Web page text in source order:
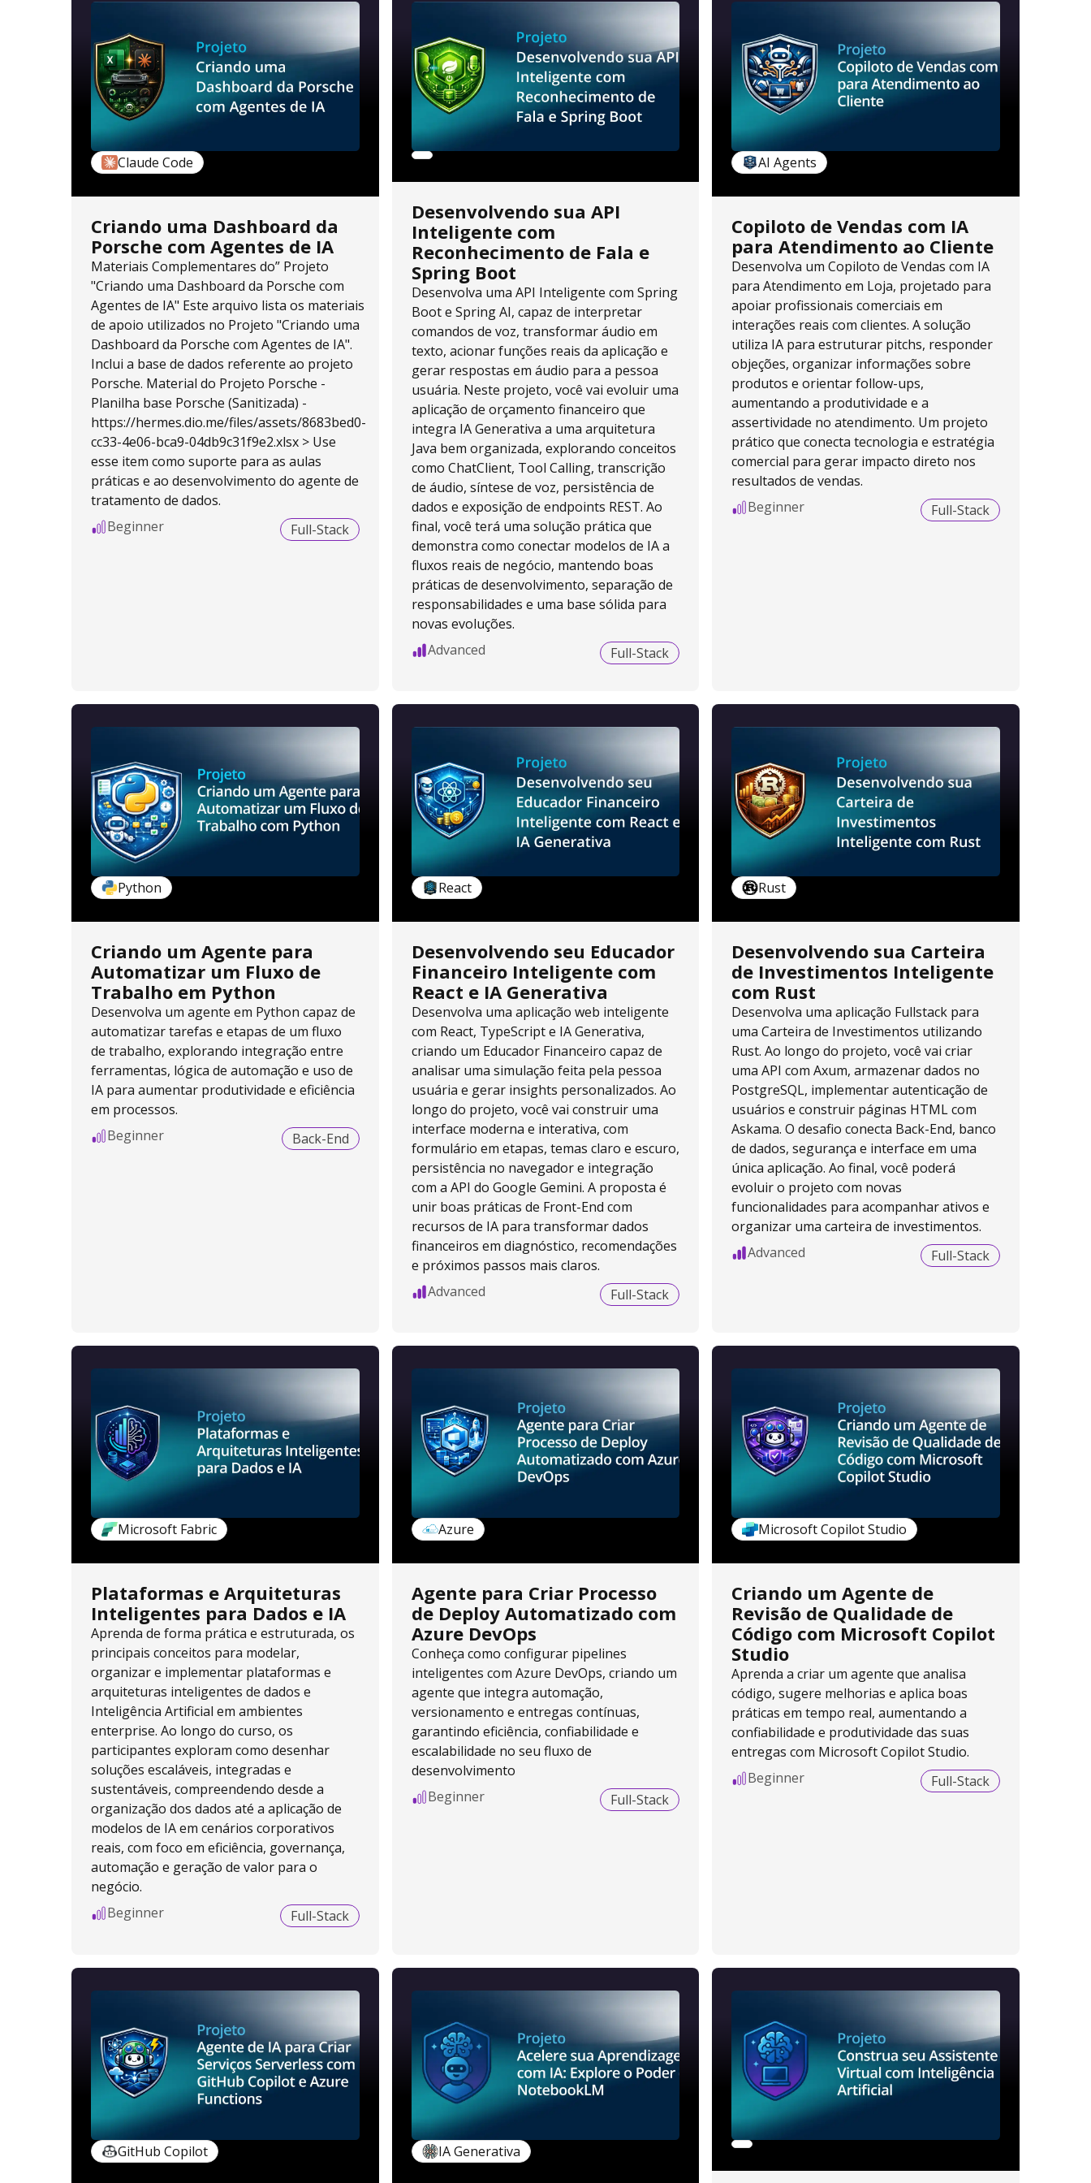
Claude Code
Criando uma Dashboard da
Porsche com Agentes de IA
Materiais Complementares do” Projeto
"Criando uma Dashboard da Porsche com
Agentes de IA" Este arquivo lista os materiais
de apoio utilizados no Projeto "Criando uma
Dashboard da Porsche com Agentes de IA".
Inclui a base de dados referente ao projeto
Porsche. Material do Projeto Porsche -
Planilha base Porsche (Sanitizada) -
https://hermes.dio.me/files/assets/8683bed0-
cc33-4e06-bca9-04db9c31f9e2.xlsx > Use
esse item como suporte para as aulas
práticas e ao desenvolvimento do agente de
tratamento de dados.
Beginner
Full-Stack
Desenvolvendo sua API
Inteligente com
Reconhecimento de Fala e
Spring Boot
Desenvolva uma API Inteligente com Spring
Boot e Spring AI, capaz de interpretar
comandos de voz, transformar áudio em
texto, acionar funções reais da aplicação e
gerar respostas em áudio para a pessoa
usuária. Neste projeto, você vai evoluir uma
aplicação de orçamento financeiro que
integra IA Generativa a uma arquitetura
Java bem organizada, explorando conceitos
como ChatClient, Tool Calling, transcrição
de áudio, síntese de voz, persistência de
dados e exposição de endpoints REST. Ao
final, você terá uma solução prática que
demonstra como conectar modelos de IA a
fluxos reais de negócio, mantendo boas
práticas de desenvolvimento, separação de
responsabilidades e uma base sólida para
novas evoluções.
Advanced
Full-Stack
AI Agents
Copiloto de Vendas com IA
para Atendimento ao Cliente
Desenvolva um Copiloto de Vendas com IA
para Atendimento em Loja, projetado para
apoiar profissionais comerciais em
interações reais com clientes. A solução
utiliza IA para estruturar pitchs, responder
objeções, organizar informações sobre
produtos e orientar follow-ups,
aumentando a produtividade e a
assertividade no atendimento. Um projeto
prático que conecta tecnologia e estratégia
comercial para gerar impacto direto nos
resultados de vendas.
Beginner
Full-Stack
Python
Criando um Agente para
Automatizar um Fluxo de
Trabalho em Python
Desenvolva um agente em Python capaz de
automatizar tarefas e etapas de um fluxo
de trabalho, explorando integração entre
ferramentas, lógica de automação e uso de
IA para aumentar produtividade e eficiência
em processos.
Beginner
Back-End
React
Desenvolvendo seu Educador
Financeiro Inteligente com
React e IA Generativa
Desenvolva uma aplicação web inteligente
com React, TypeScript e IA Generativa,
criando um Educador Financeiro capaz de
analisar uma simulação feita pela pessoa
usuária e gerar insights personalizados. Ao
longo do projeto, você vai construir uma
interface moderna e interativa, com
formulário em etapas, temas claro e escuro,
persistência no navegador e integração
com a API do Google Gemini. A proposta é
unir boas práticas de Front-End com
recursos de IA para transformar dados
financeiros em diagnóstico, recomendações
e próximos passos mais claros.
Advanced
Full-Stack
Rust
Desenvolvendo sua Carteira
de Investimentos Inteligente
com Rust
Desenvolva uma aplicação Fullstack para
uma Carteira de Investimentos utilizando
Rust. Ao longo do projeto, você vai criar
uma API com Axum, armazenar dados no
PostgreSQL, implementar autenticação de
usuários e construir páginas HTML com
Askama. O desafio conecta Back-End, banco
de dados, segurança e interface em uma
única aplicação. Ao final, você poderá
evoluir o projeto com novas
funcionalidades para acompanhar ativos e
organizar uma carteira de investimentos.
Advanced
Full-Stack
Microsoft Fabric
Plataformas e Arquiteturas
Inteligentes para Dados e IA
Aprenda de forma prática e estruturada, os
principais conceitos para modelar,
organizar e implementar plataformas e
arquiteturas inteligentes de dados e
Inteligência Artificial em ambientes
enterprise. Ao longo do curso, os
participantes exploram como desenhar
soluções escaláveis, integradas e
sustentáveis, compreendendo desde a
organização dos dados até a aplicação de
modelos de IA em cenários corporativos
reais, com foco em eficiência, governança,
automação e geração de valor para o
negócio.
Beginner
Full-Stack
Azure
Agente para Criar Processo
de Deploy Automatizado com
Azure DevOps
Conheça como configurar pipelines
inteligentes com Azure DevOps, criando um
agente que integra automação,
versionamento e entregas contínuas,
garantindo eficiência, confiabilidade e
escalabilidade no seu fluxo de
desenvolvimento
Beginner
Full-Stack
Microsoft Copilot Studio
Criando um Agente de
Revisão de Qualidade de
Código com Microsoft Copilot
Studio
Aprenda a criar um agente que analisa
código, sugere melhorias e aplica boas
práticas em tempo real, aumentando a
confiabilidade e produtividade das suas
entregas com Microsoft Copilot Studio.
Beginner
Full-Stack
GitHub Copilot IA Generativa